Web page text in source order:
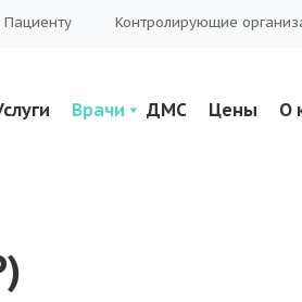
Пациенту Контролирующие
Врачи ДМС Цены О